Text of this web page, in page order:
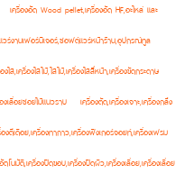
เครื่องอัด Wood pellet,เครื่องอัด HF,อะไหล่ และ
ร์งานเฟอร์นิเจอร์,ซอฟต์แวร์หน้าร้าน,อุปกรณ์ทูล
งไส,เครื่องไสไม้,ไสไม้,เครื่องไสสี่หน้า,เครื่องขัดกระดาษ
งเลื่อยซอยไม้แนวราบ
เครื่องตัด,เครื่องเจาะ,เครื่องกลึง
งตีเดือย,เครื่องทากาว,เครื่องฟิงเกอร์จอยท์,เครื่องเฟรม
โนมัติ,เครื่องปิดขอบ,เครื่องปิดผิว,เครื่องเลื่อย,เครื่องเลื่อย